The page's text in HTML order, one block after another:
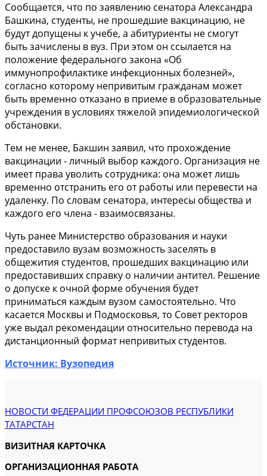
Сообщается, что по заявлению сенатора Александра
Башкина, студенты, не прошедшие вакцинацию, не
будут допущены к учебе, а абитуриенты не смогут
быть зачислены в вуз. При этом он ссылается на
положение федерального закона «Об
иммунопрофилактике инфекционных болезней»,
согласно которому непривитым гражданам может
быть временно отказано в приеме в образовательные
учреждения в условиях тяжелой эпидемиологической
обстановки.
Тем не менее, Бакшин заявил, что прохождение
вакцинации - личный выбор каждого. Организация не
имеет права уволить сотрудника: она может лишь
временно отстранить его от работы или перевести на
удаленку. По словам сенатора, интересы общества и
каждого его члена - взаимосвязаны.
Чуть ранее Министерство образования и науки
предоставило вузам возможность заселять в
общежития студентов, прошедших вакцинацию или
предоставивших справку о наличии антител. Решение
о допуске к очной форме обучения будет
приниматься каждым вузом самостоятельно. Что
касается Москвы и Подмосковья, то Совет ректоров
уже выдал рекомендации относительно перевода на
дистанционный формат непривитых студентов.
Источник: Вузопедия
НОВОСТИ ФЕДЕРАЦИИ ПРОФСОЮЗОВ РЕСПУБЛИКИ
ТАТАРСТАН
ВИЗИТНАЯ КАРТОЧКА
ОРГАНИЗАЦИОННАЯ РАБОТА